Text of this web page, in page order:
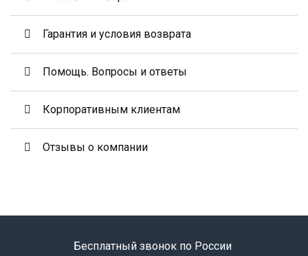
Гарантия и условия возврата
Помощь. Вопросы и ответы
Корпоративным клиентам
Отзывы о компании
Бесплатный звонок по России